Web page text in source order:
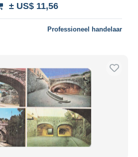
± US$ 11,56
Professioneel handelaar